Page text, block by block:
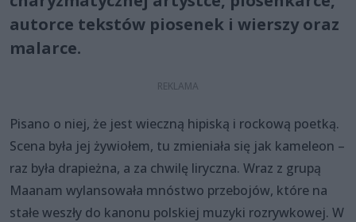
autorce tekstów piosenek i wierszy oraz
malarce.
Pisano o niej, że jest wieczną hipiską i rockową poetką.
Scena była jej żywiołem, tu zmieniała się jak kameleon –
raz była drapieżna, a za chwilę liryczna. Wraz z grupą
Maanam wylansowała mnóstwo przebojów, które na
stałe weszły do kanonu polskiej muzyki rozrywkowej. W